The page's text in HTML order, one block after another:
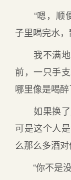
“嗯，顺便
子里喝完水
我不满地
前，一只手
哪里像是喝醉
如果换了
可是这个人
么那么多酒对
“你不是没